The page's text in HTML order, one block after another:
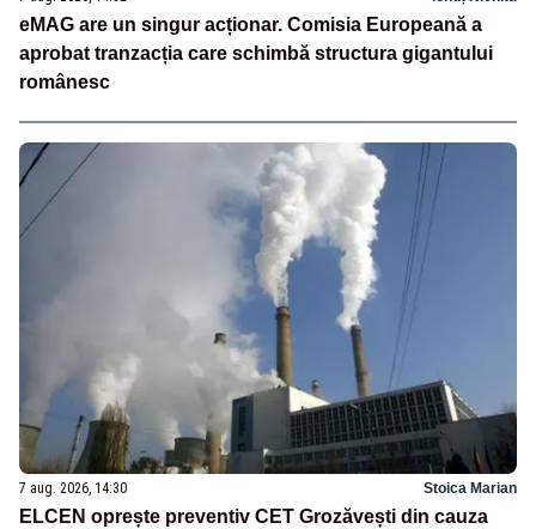
eMAG are un singur acționar. Comisia Europeană a
aprobat tranzacția care schimbă structura gigantului
românesc
7 aug. 2026, 14:30 Stoica Marian
ELCEN oprește preventiv CET Grozăvești din cauza